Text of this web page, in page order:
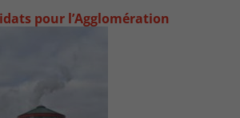
pour l’Agglomération